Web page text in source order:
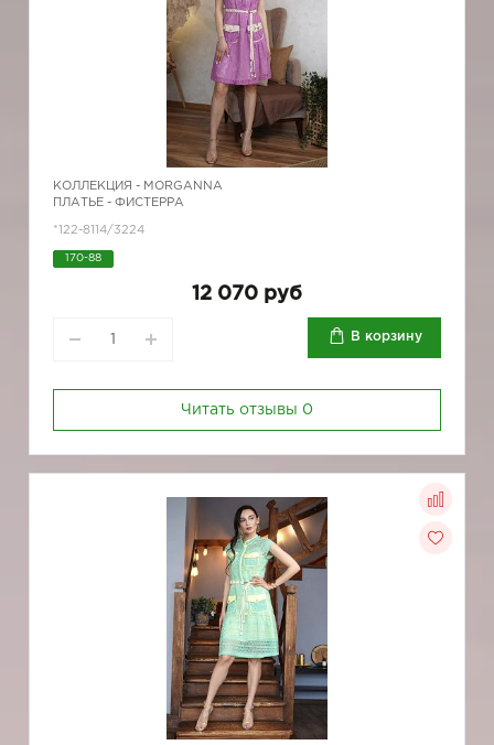
КОЛЛЕКЦИЯ - MORGANNA
ПЛАТЬЕ - ФИСТЕРРА
*122-8114/3224
170-88
12 070 руб
В корзину
Читать отзывы 0